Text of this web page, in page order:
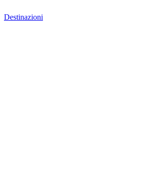
Destinazioni